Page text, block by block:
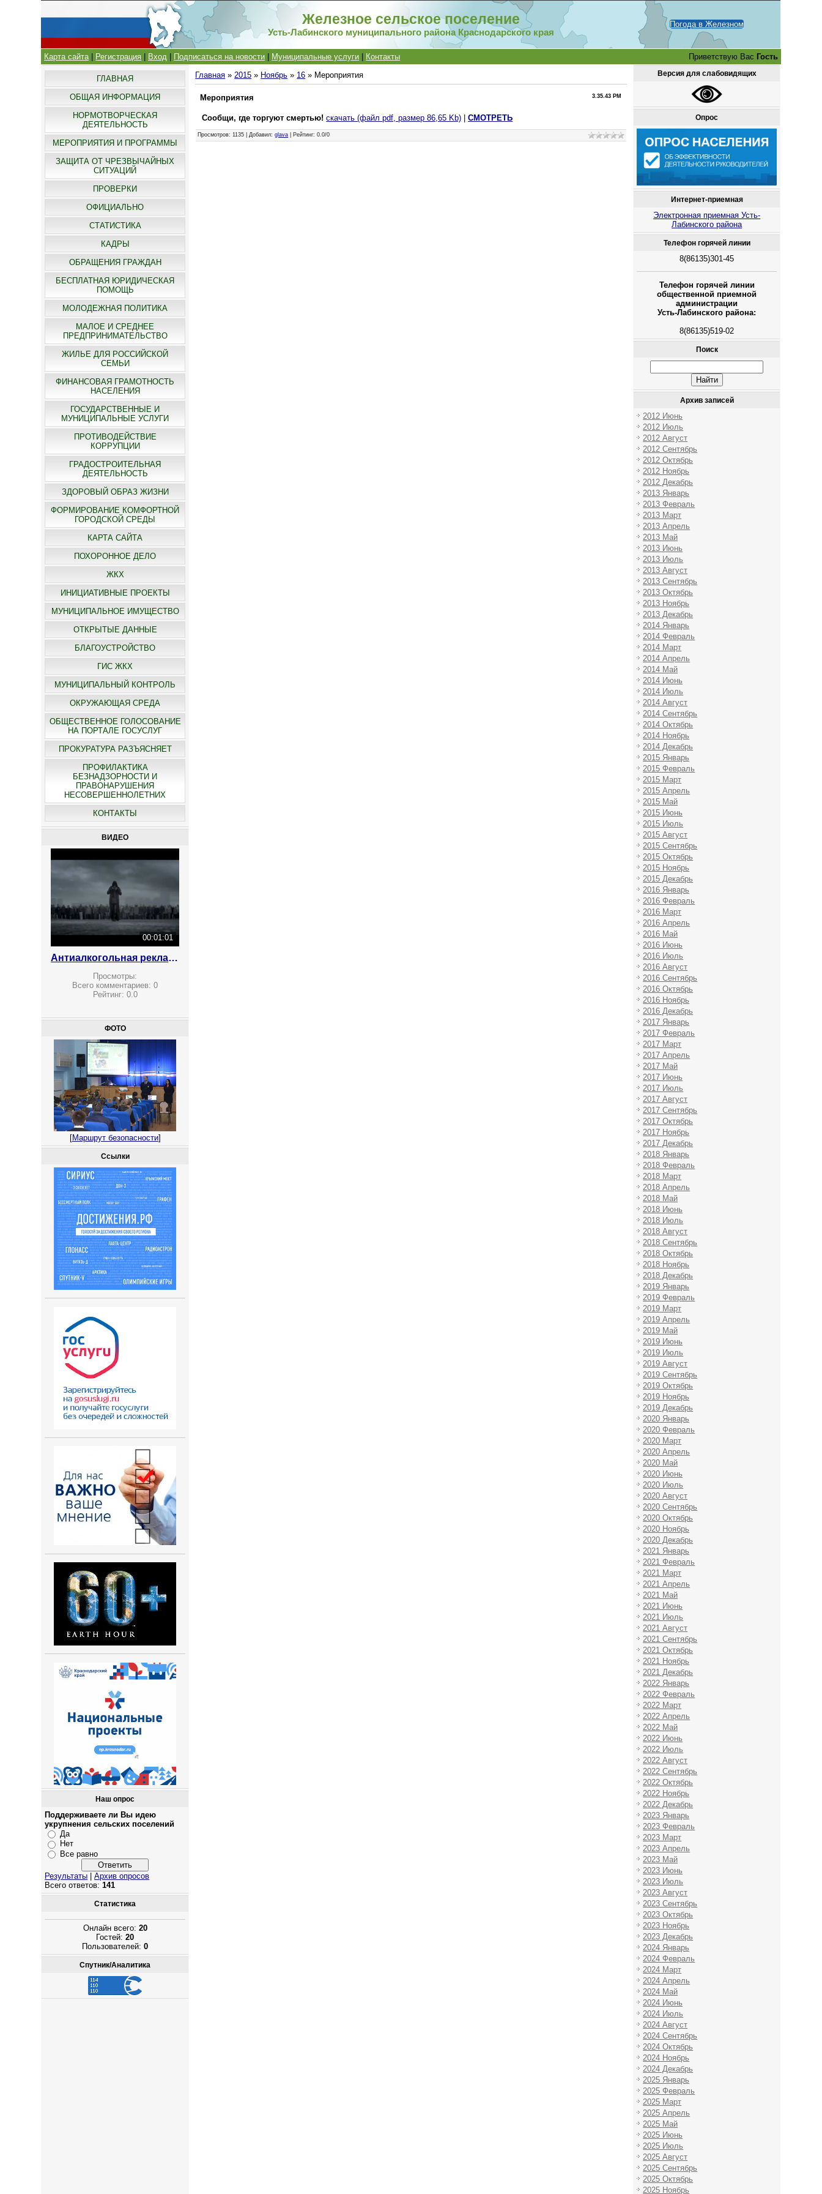
Железное сельское поселение
Усть-Лабинского муниципального района Краснодарского края
Погода в Железном
Карта сайта| Регистрация Вход Подписаться на новости Муниципальные услуги Контакты Приветствую Вас Гость
ГЛАВНАЯ
ОБЩАЯ ИНФОРМАЦИЯ
НОРМОТВОРЧЕСКАЯ
ДЕЯТЕЛЬНОСТЬ
МЕРОПРИЯТИЯ И ПРОГРАММЫ
ЗАЩИТА ОТ ЧРЕЗВЫЧАЙНЫХ
СИТУАЦИЙ
ПРОВЕРКИ
ОФИЦИАЛЬНО
СТАТИСТИКА
КАДРЫ
ОБРАЩЕНИЯ ГРАЖДАН
БЕСПЛАТНАЯ ЮРИДИЧЕСКАЯ
ПОМОЩЬ
МОЛОДЕЖНАЯ ПОЛИТИКА
МАЛОЕ И СРЕДНЕЕ
ПРЕДПРИНИМАТЕЛЬСТВО
ЖИЛЬЕ ДЛЯ РОССИЙСКОЙ
СЕМЬИ
ФИНАНСОВАЯ ГРАМОТНОСТЬ
НАСЕЛЕНИЯ
ГОСУДАРСТВЕННЫЕ И
МУНИЦИПАЛЬНЫЕ УСЛУГИ
ПРОТИВОДЕЙСТВИЕ
КОРРУПЦИИ
ГРАДОСТРОИТЕЛЬНАЯ
ДЕЯТЕЛЬНОСТЬ
ЗДОРОВЫЙ ОБРАЗ ЖИЗНИ
ФОРМИРОВАНИЕ КОМФОРТНОЙ
ГОРОДСКОЙ СРЕДЫ
КАРТА САЙТА
ПОХОРОННОЕ ДЕЛО
ЖКХ
ИНИЦИАТИВНЫЕ ПРОЕКТЫ
МУНИЦИПАЛЬНОЕ ИМУЩЕСТВО
ОТКРЫТЫЕ ДАННЫЕ
БЛАГОУСТРОЙСТВО
ГИС ЖКХ
МУНИЦИПАЛЬНЫЙ КОНТРОЛЬ
ОКРУЖАЮЩАЯ СРЕДА
ОБЩЕСТВЕННОЕ ГОЛОСОВАНИЕ
НА ПОРТАЛЕ ГОСУСЛУГ
ПРОКУРАТУРА РАЗЪЯСНЯЕТ
ПРОФИЛАКТИКА
БЕЗНАДЗОРНОСТИ И
ПРАВОНАРУШЕНИЯ
НЕСОВЕРШЕННОЛЕТНИХ
КОНТАКТЫ
ВИДЕО
00:01:01
Антиалкогольная реклама
Просмотры:
Всего комментариев:0
Рейтинг: 0.0
ФОТО
[Маршрут безопасности]
Ссылки
Наш опрос
Поддерживаете ли Вы идею
укрупнения сельских поселений
Да
Нет
Все равно
Результаты |Архив опросов
Всего ответов:141
Статистика
Онлайн всего: 20
Гостей:20
Пользователей:0
Спутник/Аналитика
Главная »2015 » Ноябрь » 16 » Мероприятия
3.35.43 PM
Мероприятия
Сообщи, где торгуют смертью! скачать (файл pdf, размер 86,65 Kb) |СМОТРЕТЬ
Просмотров: 1135 |Добавил:glava Рейтинг:0.0/0
Версия для слабовидящих
Опрос
Интернет-приемная
Электронная приемная Усть-
Лабинского района
Телефон горячей линии
8(86135)301-45
Телефон горячей линии
общественной приемной
администрации
Усть-Лабинского района:
8(86135)519-02
Поиск
Архив записей
2012 Июнь
2012 Июль
2012 Август
2012 Сентябрь
2012 Октябрь
2012 Ноябрь
2012 Декабрь
2013 Январь
2013 Февраль
2013 Март
2013 Апрель
2013 Май
2013 Июнь
2013 Июль
2013 Август
2013 Сентябрь
2013 Октябрь
2013 Ноябрь
2013 Декабрь
2014 Январь
2014 Февраль
2014 Март
2014 Апрель
2014 Май
2014 Июнь
2014 Июль
2014 Август
2014 Сентябрь
2014 Октябрь
2014 Ноябрь
2014 Декабрь
2015 Январь
2015 Февраль
2015 Март
2015 Апрель
2015 Май
2015 Июнь
2015 Июль
2015 Август
2015 Сентябрь
2015 Октябрь
2015 Ноябрь
2015 Декабрь
2016 Январь
2016 Февраль
2016 Март
2016 Апрель
2016 Май
2016 Июнь
2016 Июль
2016 Август
2016 Сентябрь
2016 Октябрь
2016 Ноябрь
2016 Декабрь
2017 Январь
2017 Февраль
2017 Март
2017 Апрель
2017 Май
2017 Июнь
2017 Июль
2017 Август
2017 Сентябрь
2017 Октябрь
2017 Ноябрь
2017 Декабрь
2018 Январь
2018 Февраль
2018 Март
2018 Апрель
2018 Май
2018 Июнь
2018 Июль
2018 Август
2018 Сентябрь
2018 Октябрь
2018 Ноябрь
2018 Декабрь
2019 Январь
2019 Февраль
2019 Март
2019 Апрель
2019 Май
2019 Июнь
2019 Июль
2019 Август
2019 Сентябрь
2019 Октябрь
2019 Ноябрь
2019 Декабрь
2020 Январь
2020 Февраль
2020 Март
2020 Апрель
2020 Май
2020 Июнь
2020 Июль
2020 Август
2020 Сентябрь
2020 Октябрь
2020 Ноябрь
2020 Декабрь
2021 Январь
2021 Февраль
2021 Март
2021 Апрель
2021 Май
2021 Июнь
2021 Июль
2021 Август
2021 Сентябрь
2021 Октябрь
2021 Ноябрь
2021 Декабрь
2022 Январь
2022 Февраль
2022 Март
2022 Апрель
2022 Май
2022 Июнь
2022 Июль
2022 Август
2022 Сентябрь
2022 Октябрь
2022 Ноябрь
2022 Декабрь
2023 Январь
2023 Февраль
2023 Март
2023 Апрель
2023 Май
2023 Июнь
2023 Июль
2023 Август
2023 Сентябрь
2023 Октябрь
2023 Ноябрь
2023 Декабрь
2024 Январь
2024 Февраль
2024 Март
2024 Апрель
2024 Май
2024 Июнь
2024 Июль
2024 Август
2024 Сентябрь
2024 Октябрь
2024 Ноябрь
2024 Декабрь
2025 Январь
2025 Февраль
2025 Март
2025 Апрель
2025 Май
2025 Июнь
2025 Июль
2025 Август
2025 Сентябрь
2025 Октябрь
2025 Ноябрь